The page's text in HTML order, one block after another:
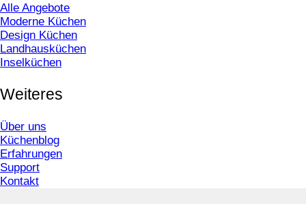
Alle Angebote
Moderne Küchen
Design Küchen
Landhausküchen
Inselküchen
Weiteres
Über uns
Küchenblog
Erfahrungen
Support
Kontakt